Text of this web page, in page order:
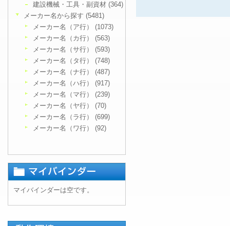
建設機械・工具・副資材 (364)
メーカー名から探す (5481)
メーカー名（ア行） (1073)
メーカー名（カ行） (563)
メーカー名（サ行） (593)
メーカー名（タ行） (748)
メーカー名（ナ行） (487)
メーカー名（ハ行） (917)
メーカー名（マ行） (239)
メーカー名（ヤ行） (70)
メーカー名（ラ行） (699)
メーカー名（ワ行） (92)
マイバインダーは空です。